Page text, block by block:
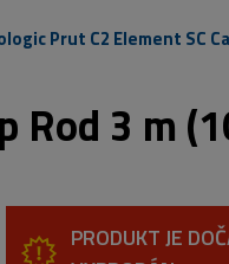
Prut C2 Element SC
Rod 3 m
PRODUKT JE